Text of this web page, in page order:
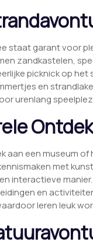
staat garant voor
zandkastelen,
picknick op het
en
urenlang
aan een museum
met
interactieve
en
leren leuk